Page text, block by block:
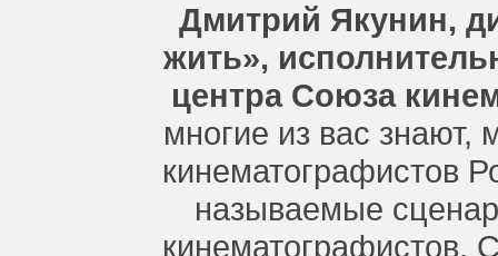
Дмитрий Якунин,
жить»,
центра Союза
многие из вас
кинематографистов
называемые
кинематографистов.